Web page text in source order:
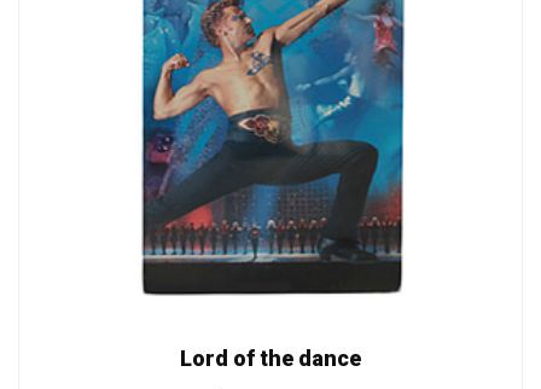
Lord of the dance